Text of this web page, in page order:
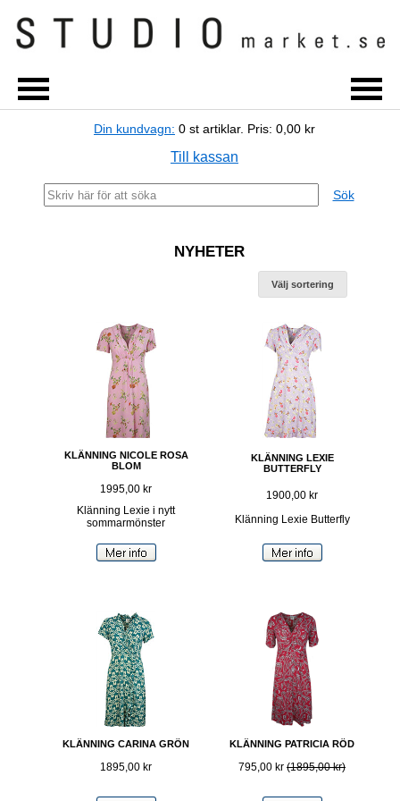
Din kundvagn: 0 st artiklar. Pris: 0,00 kr
Till kassan
Sök
NYHETER
Välj sortering
KLÄNNING NICOLE ROSA
BLOM
1995,00 kr
Klänning Lexie i nytt
sommarmönster
KLÄNNING LEXIE
BUTTERFLY
1900,00 kr
Klänning Lexie Butterfly
KLÄNNING CARINA GRÖN
1895,00 kr
KLÄNNING PATRICIA RÖD
795,00 kr (1895,00 kr)